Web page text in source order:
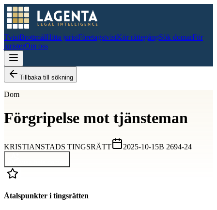
TvistBrottmålHitta juristFöretagstvistKör rättegångSök domarFör
juristerOm oss
Tillbaka till sökning
Dom
Förgripelse mot tjänsteman
KRISTIANSTADS TINGSRÄTT 2025-10-15B 2694-24
Åtalspunkter i tingsrätten